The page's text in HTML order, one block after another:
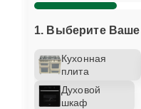
1. Выберите Ваше
Кухонная
плита
Духовой
шкаф